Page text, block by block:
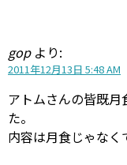
gop より:
2011年12月13日 5:48 AM
アトムさんの皆既
た。
内容は月食じゃなく